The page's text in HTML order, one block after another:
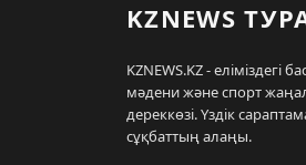
KZNEWS
KZNEWS.KZ - еліміздегі
мәдени және спорт
дереккөзі. Үздік
сұқбаттың алаңы.